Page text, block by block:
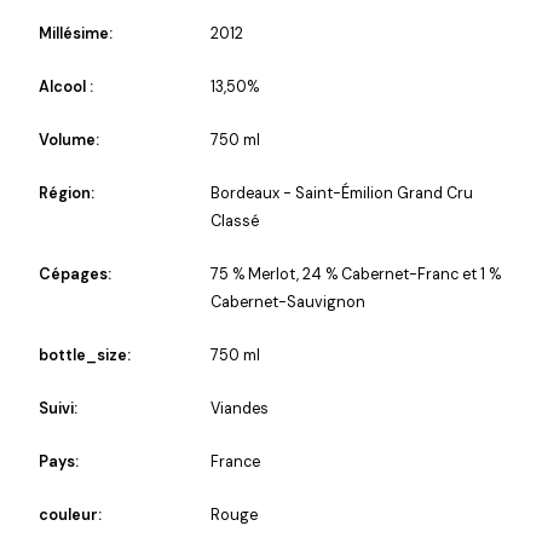
Millésime: 2012
Alcool : 13,50%
Volume: 750 ml
Région:
Bordeaux - Saint-Émilion Grand Cru
Classé
Cépages:
75 % Merlot, 24 % Cabernet-Franc et 1 %
Cabernet-Sauvignon
bottle_size: 750 ml
Suivi: Viandes
Pays: France
couleur: Rouge